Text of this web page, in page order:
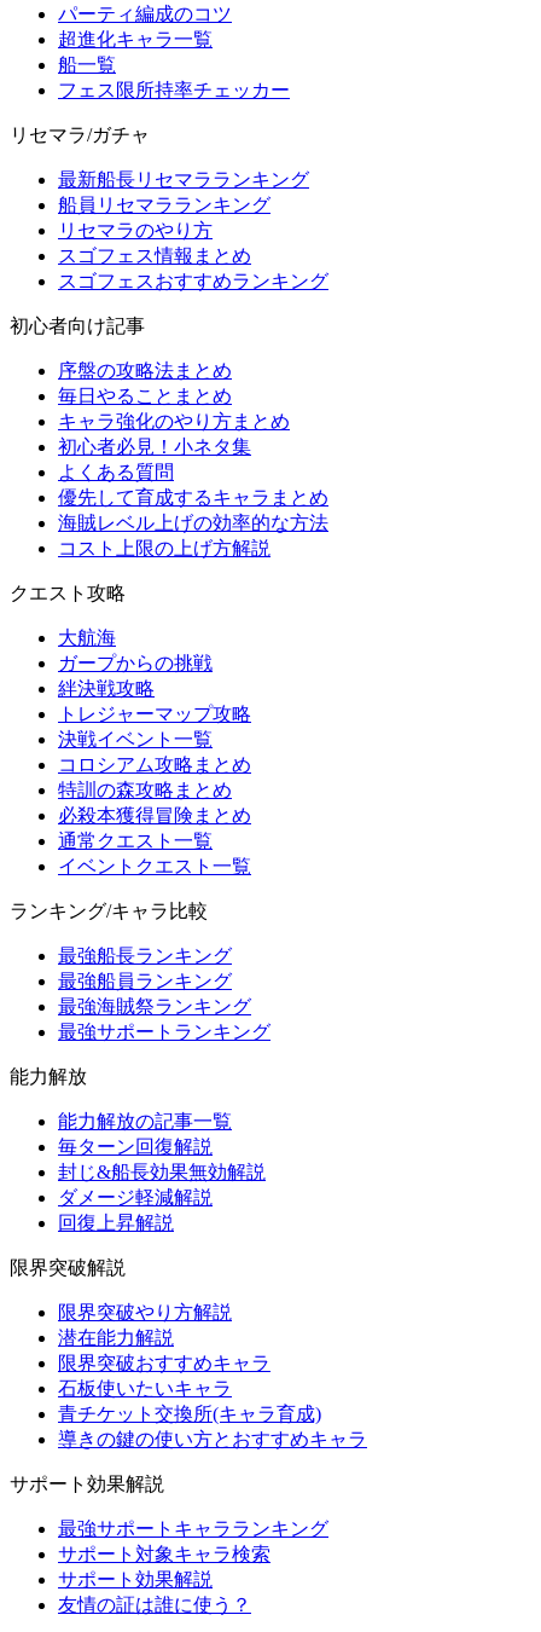
パーティ編成のコツ
超進化キャラ一覧
船一覧
フェス限所持率チェッカー
リセマラ/ガチャ
最新船長リセマラランキング
船員リセマラランキング
リセマラのやり方
スゴフェス情報まとめ
スゴフェスおすすめランキング
初心者向け記事
序盤の攻略法まとめ
毎日やることまとめ
キャラ強化のやり方まとめ
初心者必見！小ネタ集
よくある質問
優先して育成するキャラまとめ
海賊レベル上げの効率的な方法
コスト上限の上げ方解説
クエスト攻略
大航海
ガープからの挑戦
絆決戦攻略
トレジャーマップ攻略
決戦イベント一覧
コロシアム攻略まとめ
特訓の森攻略まとめ
必殺本獲得冒険まとめ
通常クエスト一覧
イベントクエスト一覧
ランキング/キャラ比較
最強船長ランキング
最強船員ランキング
最強海賊祭ランキング
最強サポートランキング
能力解放
能力解放の記事一覧
毎ターン回復解説
封じ&船長効果無効解説
ダメージ軽減解説
回復上昇解説
限界突破解説
限界突破やり方解説
潜在能力解説
限界突破おすすめキャラ
石板使いたいキャラ
青チケット交換所(キャラ育成)
導きの鍵の使い方とおすすめキャラ
サポート効果解説
最強サポートキャラランキング
サポート対象キャラ検索
サポート効果解説
友情の証は誰に使う？